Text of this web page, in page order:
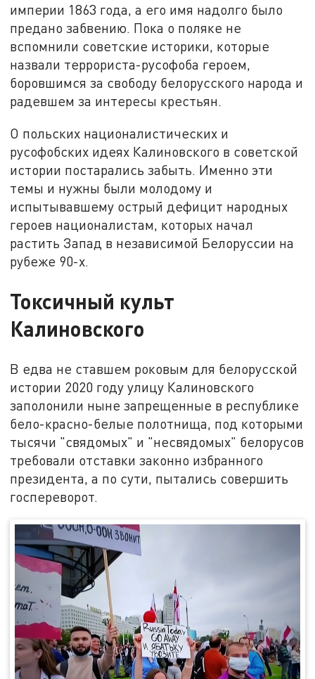
империи 1863 года, а его имя надолго было
предано забвению. Пока о поляке не
вспомнили советские историки, которые
назвали террориста-русофоба героем,
боровшимся за свободу белорусского народа и
радевшем за интересы крестьян.
О польских националистических и
русофобских идеях Калиновского в советской
истории постарались забыть. Именно эти
темы и нужны были молодому и
испытывавшему острый дефицит народных
героев националистам, которых начал
растить Запад в независимой Белоруссии на
рубеже 90-х.
Токсичный культ
Калиновского
В едва не ставшем роковым для белорусской
истории 2020 году улицу Калиновского
заполонили ныне запрещенные в республике
бело-красно-белые полотнища, под которыми
тысячи "свядомых" и "несвядомых" белорусов
требовали отставки законно избранного
президента, а по сути, пытались совершить
госпереворот.